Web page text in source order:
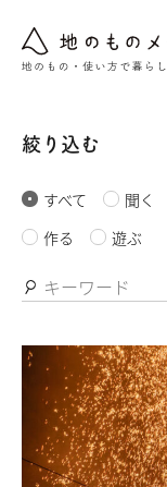
絞り込む
すべて 聞く
作る
遊ぶ